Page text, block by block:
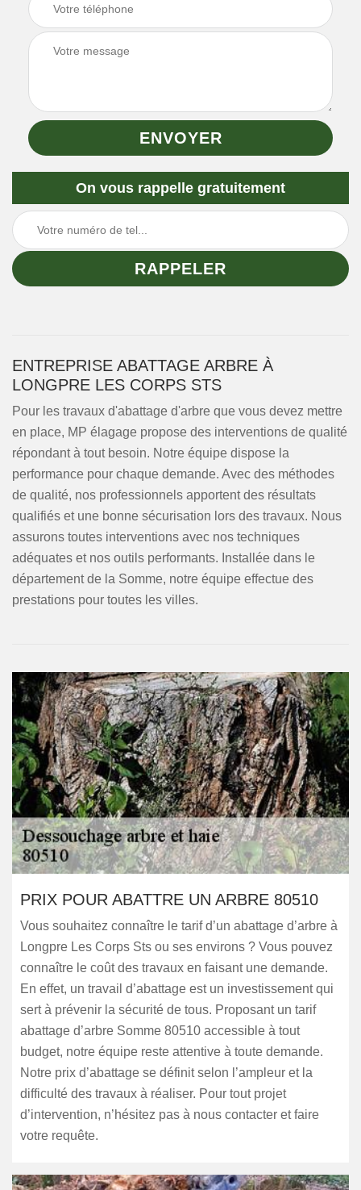
On vous rappelle gratuitement
ENTREPRISE ABATTAGE ARBRE À
LONGPRE LES CORPS STS
Pour les travaux d'abattage d'arbre que vous devez mettre
en place, MP élagage propose des interventions de qualité
répondant à tout besoin. Notre équipe dispose la
performance pour chaque demande. Avec des méthodes
de qualité, nos professionnels apportent des résultats
qualifiés et une bonne sécurisation lors des travaux. Nous
assurons toutes interventions avec nos techniques
adéquates et nos outils performants. Installée dans le
département de la Somme, notre équipe effectue des
prestations pour toutes les villes.
PRIX POUR ABATTRE UN ARBRE 80510
Vous souhaitez connaître le tarif d’un abattage d’arbre à
Longpre Les Corps Sts ou ses environs ? Vous pouvez
connaître le coût des travaux en faisant une demande.
En effet, un travail d’abattage est un investissement qui
sert à prévenir la sécurité de tous. Proposant un tarif
abattage d’arbre Somme 80510 accessible à tout
budget, notre équipe reste attentive à toute demande.
Notre prix d’abattage se définit selon l’ampleur et la
difficulté des travaux à réaliser. Pour tout projet
d’intervention, n’hésitez pas à nous contacter et faire
votre requête.